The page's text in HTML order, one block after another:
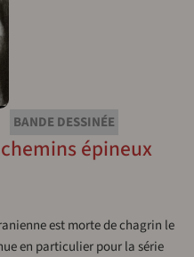
BANDE DESSINÉE
épineux
est morte de chagrin le
en particulier pour la série